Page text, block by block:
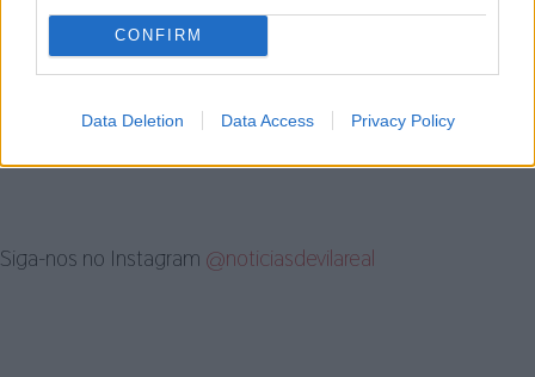
CONFIRM
Data Deletion Data Access Privacy Policy
Aquanatur Palace abre portas nos
Ministra da Juventude e
celebração do 39º aniversário da
Siga-nos no Instagram @noticiasdevilareal